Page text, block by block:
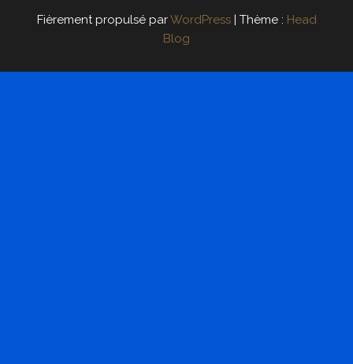
Fièrement propulsé parWordPress | Thème : Head
Blog